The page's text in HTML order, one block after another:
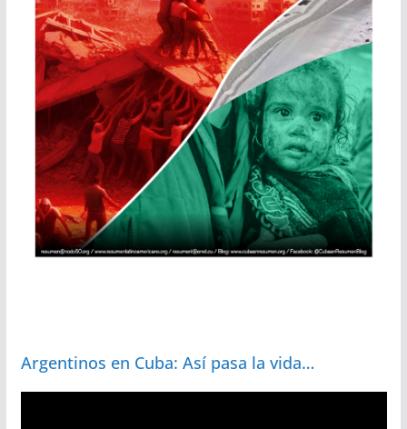
Argentinos en Cuba: Así pasa la vida…